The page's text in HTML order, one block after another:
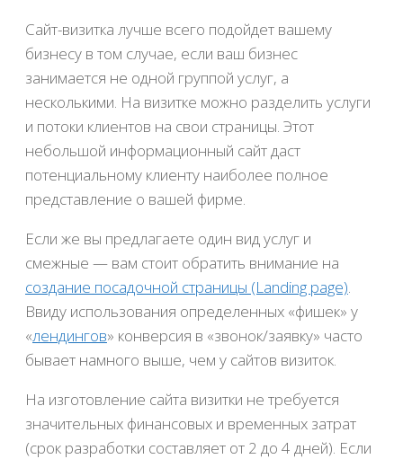
Сайт-визитка лучше всего подойдет вашему
бизнесу в том случае, если ваш бизнес
занимается не одной группой услуг, а
несколькими. На визитке можно разделить услуги
и потоки клиентов на свои страницы. Этот
небольшой информационный сайт даст
потенциальному клиенту наиболее полное
представление о вашей фирме.
Если же вы предлагаете один вид услуг и
смежные — вам стоит обратить внимание на
создание посадочной страницы (Landing page).
Ввиду использования определенных «фишек» у
«лендингов» конверсия в «звонок/заявку» часто
бывает намного выше, чем у сайтов визиток.
На изготовление сайта визитки не требуется
значительных финансовых и временных затрат
(срок разработки составляет от 2 до 4 дней). Если